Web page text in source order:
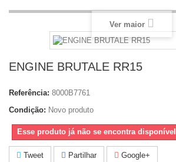
Ver maior
ENGINE BRUTALE RR15
Referência: 8000B7761
Condição: Novo produto
Esse produto já não se encontra disponível
Tweet Partilhar Google+